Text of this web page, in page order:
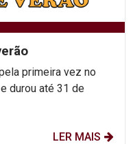
primeira vez no
durou até 31 de
LER MAIS